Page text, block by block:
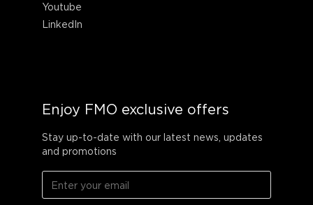
Youtube
LinkedIn
Enjoy FMO exclusive offers
Stay up-to-date with our latest news, updates
and promotions